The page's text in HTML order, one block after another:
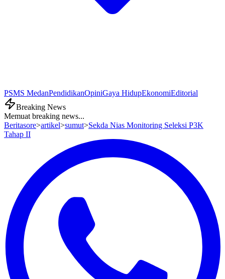
PSMS MedanPendidikanOpiniGaya HidupEkonomiEditorial
Breaking News
Memuat breaking news...
Beritasore>artikel>sumut>Sekda Nias Monitoring Seleksi P3K
Tahap II